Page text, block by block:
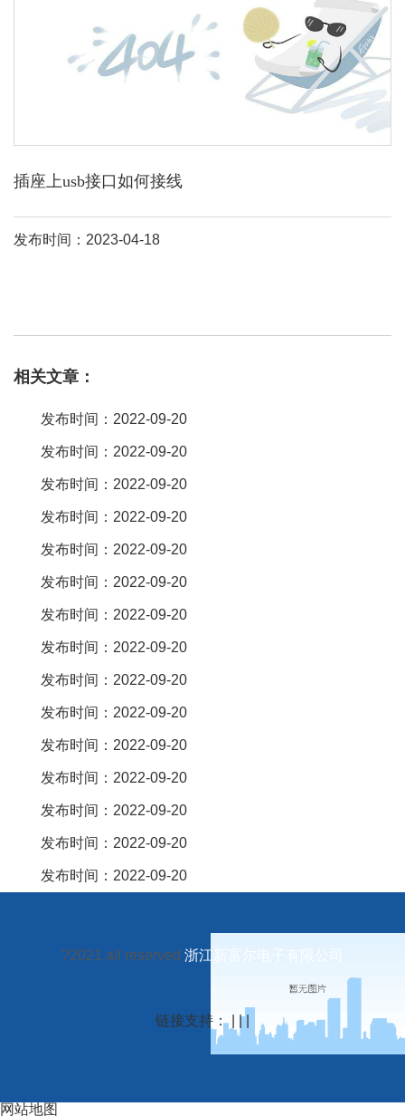
插座上usb接口如何接线
发布时间：2023-04-18
不复杂的，如果你想接线的话，直接在网上搜索，他们就会告你怎
单的，插座正面面对自己，火线接插座右侧触点，零线接插座左侧
触点，有地线的地线接中间上触点，再从火线与零线跳（并）根线
到usb触点就可以了。如图：这是插座与usb的连接线，实际用小一
点的线也可以，外面进来的电源。火线接l接线柱、零线接n接线柱、
地线接e(接地符号)接线柱。用电烙铁拆除坏损的micro usb3。0接
穿入剪断的数据线，焊接micro usb3。0数据线到硬盘盒线路板上。
产品适用：使用此转接线，可以直接将主板20pin的插座(如最。把插
座后部的电线接好后，把所有电线的接头使用绝缘胶布处理到位，
然后把面板安装到底盒上，在安装时使用配套的螺丝与
相关文章：
发布时间：2022-09-20
发布时间：2022-09-20
发布时间：2022-09-20
发布时间：2022-09-20
发布时间：2022-09-20
发布时间：2022-09-20
发布时间：2022-09-20
发布时间：2022-09-20
发布时间：2022-09-20
发布时间：2022-09-20
发布时间：2022-09-20
发布时间：2022-09-20
发布时间：2022-09-20
发布时间：2022-09-20
发布时间：2022-09-20
?2021 all reserved 浙江新富尔电子有限公司
链接支持： | | |
网站地图